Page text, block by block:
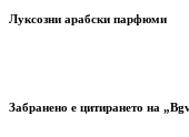
Луксозни арабски парфюми
Забранено е цитирането на